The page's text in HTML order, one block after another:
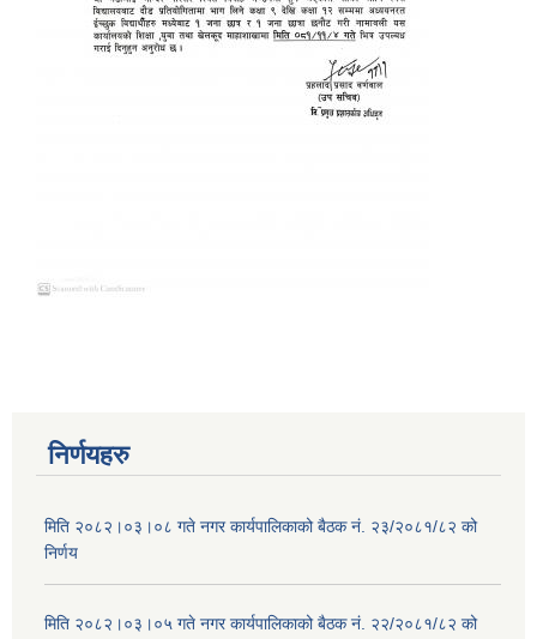
निर्णयहरु
मिति २०८२।०३।०८ गते नगर कार्यपालिकाको बैठक नं. २३/२०८१/८२ को
निर्णय
मिति २०८२।०३।०५ गते नगर कार्यपालिकाको बैठक नं. २२/२०८१/८२ को